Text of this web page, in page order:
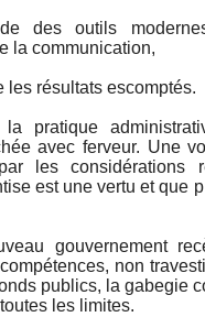
des outils
la communication,
les résultats escomptés.
pratique
avec ferveur. Une
les considérations
est une vertu et que
gouvernement
non
publics, la gabegie
les limites.